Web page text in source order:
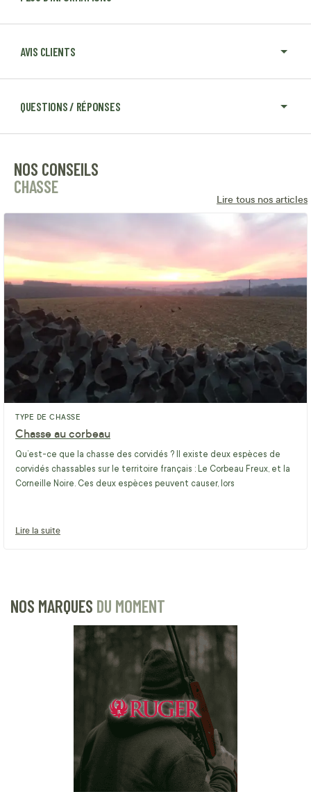
AVIS CLIENTS
QUESTIONS / RÉPONSES
NOS CONSEILS
CHASSE
Lire tous nos articles
TYPE DE CHASSE
Chasse au corbeau
Qu’est-ce que la chasse des corvidés ? Il existe deux espèces de
corvidés chassables sur le territoire français : Le Corbeau Freux, et la
Corneille Noire. Ces deux espèces peuvent causer, lors
Lire la suite
NOS MARQUES DU MOMENT